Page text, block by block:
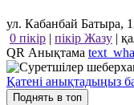
ул. Кабанбай Батыра,
0 пікір | пікір Жазу |
QR Анықтама
Қатені анықтадыңыз
Поднять в топ